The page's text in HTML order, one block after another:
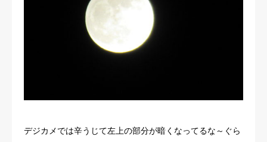
デジカメでは辛うじて左上の部分が暗くなってるな～ぐら